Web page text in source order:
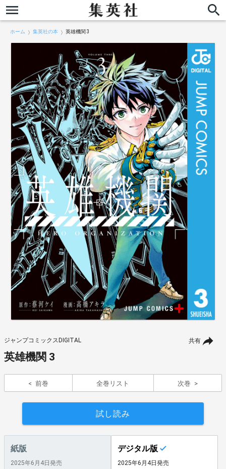
ホーム 集英社の本 英雄機関 3
共有
ジャンプコミックスDIGITAL
英雄機関 3
前巻 全巻リスト 次巻
試し読み
紙版
2025年6月4日発売
デジタル版
2025年6月4日発売